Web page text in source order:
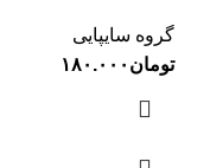
گروه سایپایی
تومان ۱۸۰.۰۰۰